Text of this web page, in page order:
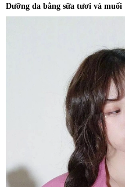
Dưỡng da bằng sữa tươi và muối